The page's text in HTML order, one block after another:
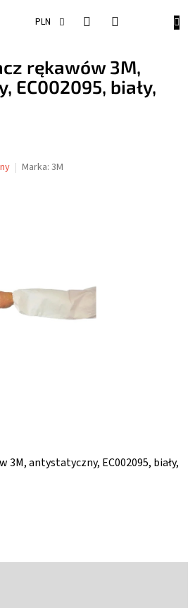
PLN
rękawów 3M,
EC002095, biały,
Marka: 3M
3M, antystatyczny, EC002095, biały,